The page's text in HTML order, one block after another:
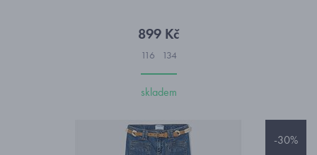
899 Kč
116 134
skladem
-30%